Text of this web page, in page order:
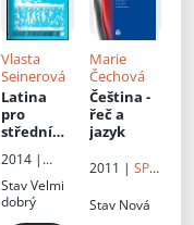
Vlasta
Seinerová
Latina
pro
střední
předevší
m
gymnázia
: I. část
2014 |
StavVelmi
dobrý
Marie
Čechová
Čeština -
řeč a
jazyk
2011 | SPN
pedagogick
Stav Nová